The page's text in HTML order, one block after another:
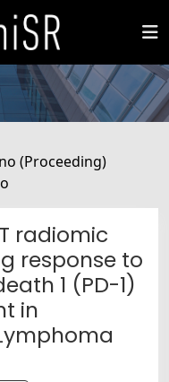
(Proceeding)
radiomic
response to
1 (PD-1)
in